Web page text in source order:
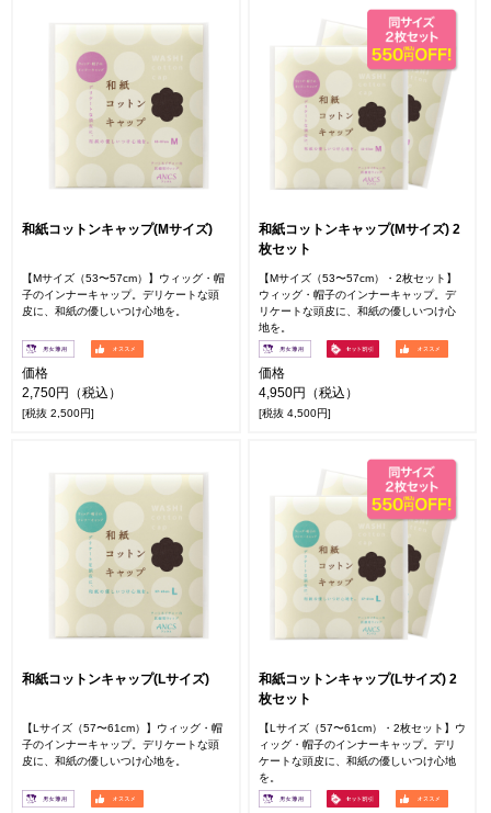
和紙コットンキャップ(Mサイズ)
【Mサイズ（53〜57cm）】ウィッグ・帽
子のインナーキャップ。デリケートな頭
皮に、和紙の優しいつけ心地を。
価格
2,750円（税込）
[税抜 2,500円]
和紙コットンキャップ(Mサイズ) 2
枚セット
【Mサイズ（53〜57cm）・2枚セット】
ウィッグ・帽子のインナーキャップ。デ
リケートな頭皮に、和紙の優しいつけ心
地を。
価格
4,950円（税込）
[税抜 4,500円]
和紙コットンキャップ(Lサイズ)
【Lサイズ（57〜61cm）】ウィッグ・帽
子のインナーキャップ。デリケートな頭
皮に、和紙の優しいつけ心地を。
和紙コットンキャップ(Lサイズ) 2
枚セット
【Lサイズ（57〜61cm）・2枚セット】ウ
ィッグ・帽子のインナーキャップ。デリ
ケートな頭皮に、和紙の優しいつけ心地
を。